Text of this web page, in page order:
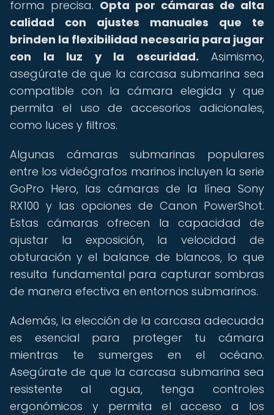
forma precisa. Opta por cámaras de alta
calidad con ajustes manuales que te
brinden la flexibilidad necesaria para jugar
con la luz y la oscuridad. Asimismo,
asegúrate de que la carcasa submarina sea
compatible con la cámara elegida y que
permita el uso de accesorios adicionales,
como luces y filtros.
Algunas cámaras submarinas populares
entre los videógrafos marinos incluyen la serie
GoPro Hero, las cámaras de la línea Sony
RX100 y las opciones de Canon PowerShot.
Estas cámaras ofrecen la capacidad de
ajustar la exposición, la velocidad de
obturación y el balance de blancos, lo que
resulta fundamental para capturar sombras
de manera efectiva en entornos submarinos.
Además, la elección de la carcasa adecuada
es esencial para proteger tu cámara
mientras te sumerges en el océano.
Asegúrate de que la carcasa submarina sea
resistente al agua, tenga controles
ergonómicos y permita el acceso a los